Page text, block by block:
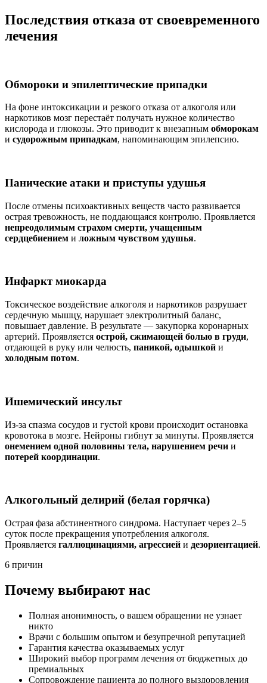
Последствия отказа от своевременного
лечения
Обмороки и эпилептические припадки
На фоне интоксикации и резкого отказа от алкоголя или
наркотиков мозг перестаёт получать нужное количество
кислорода и глюкозы. Это приводит к внезапным обморокам
и судорожным припадкам, напоминающим эпилепсию.
Панические атаки и приступы удушья
После отмены психоактивных веществ часто развивается
острая тревожность, не поддающаяся контролю. Проявляется
непреодолимым страхом смерти, учащенным
сердцебиением и ложным чувством удушья.
Инфаркт миокарда
Токсическое воздействие алкоголя и наркотиков разрушает
сердечную мышцу, нарушает электролитный баланс,
повышает давление. В результате — закупорка коронарных
артерий. Проявляется острой, сжимающей болью в груди,
отдающей в руку или челюсть, паникой, одышкой и
холодным потом.
Ишемический инсульт
Из-за спазма сосудов и густой крови происходит остановка
кровотока в мозге. Нейроны гибнут за минуты. Проявляется
онемением одной половины тела, нарушением речи и
потерей координации.
Алкогольный делирий (белая горячка)
Острая фаза абстинентного синдрома. Наступает через 2–5
суток после прекращения употребления алкоголя.
Проявляется галлюцинациями, агрессией и дезориентацией.
6 причин
Почему выбирают нас
Полная анонимность, о вашем обращении не узнает
никто
Врачи с большим опытом и безупречной репутацией
Гарантия качества оказываемых услуг
Широкий выбор программ лечения от бюджетных до
премиальных
Сопровождение пациента до полного выздоровления